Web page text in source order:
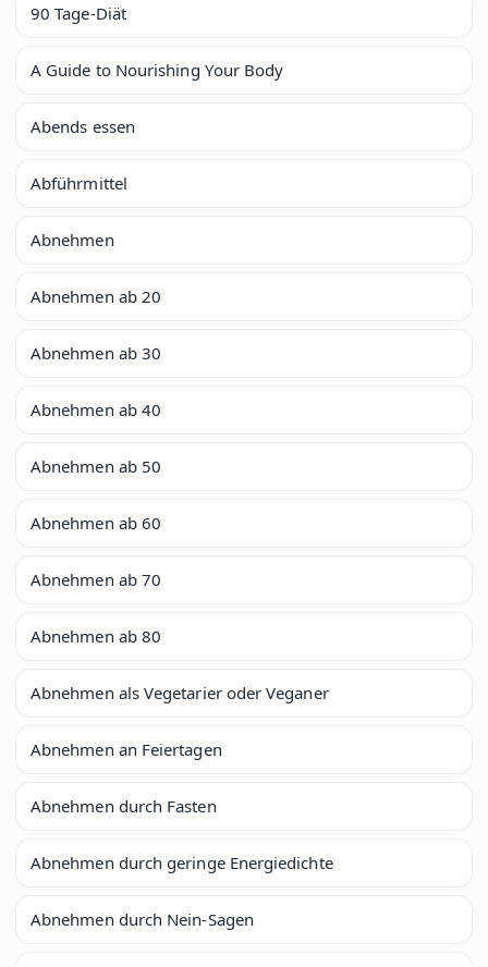
90 Tage-Diät
A Guide to Nourishing Your Body
Abends essen
Abführmittel
Abnehmen
Abnehmen ab 20
Abnehmen ab 30
Abnehmen ab 40
Abnehmen ab 50
Abnehmen ab 60
Abnehmen ab 70
Abnehmen ab 80
Abnehmen als Vegetarier oder Veganer
Abnehmen an Feiertagen
Abnehmen durch Fasten
Abnehmen durch geringe Energiedichte
Abnehmen durch Nein-Sagen